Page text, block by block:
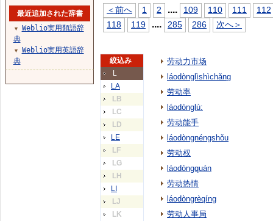
＜前へ 1 2 .... 109 110 111
112
118
119 .... 285 286 次へ＞
絞込み
L
LA
LB
LC
LD
LE
LF
LG
LH
LI
LJ
LK
劳动力市场
láodònglìshìchǎng
劳动率
láodònglù:
劳动能手
láodòngnéngshǒu
劳动权
láodòngquán
劳动热情
láodòngrèqíng
劳动人事局
最近追加された辞書
▼
Weblio実用類語辞
典
▼
Weblio実用英語辞
典